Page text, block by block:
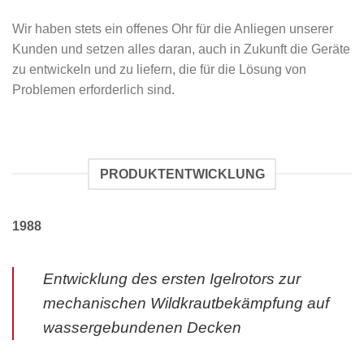
Wir haben stets ein offenes Ohr für die Anliegen unserer
Kunden und setzen alles daran, auch in Zukunft die Geräte
zu entwickeln und zu liefern, die für die Lösung von
Problemen erforderlich sind.
PRODUKTENTWICKLUNG
1988
Entwicklung des ersten Igelrotors zur
mechanischen Wildkrautbekämpfung auf
wassergebundenen Decken